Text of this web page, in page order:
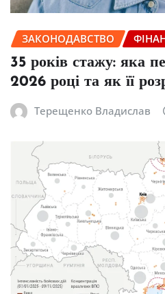
ЗАКОНОДАВСТВО
35 років стажу: яка
2026 році та як її
Терещенко Владислав